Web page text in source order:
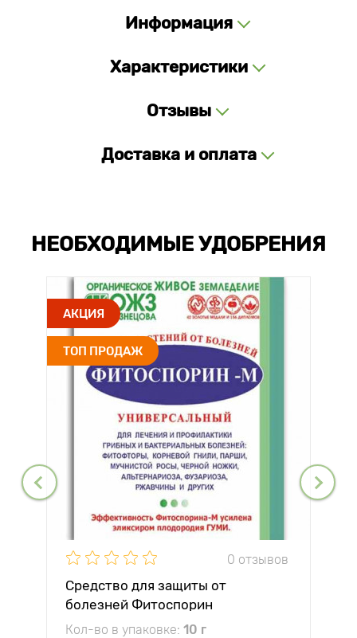
Информация
Характеристики
Отзывы
Доставка и оплата
НЕОБХОДИМЫЕ УДОБРЕНИЯ
АКЦИЯ
ТОП ПРОДАЖ
0 отзывов
Средство для защиты от
болезней Фитоспорин
Кол-во в упаковке: 10 г